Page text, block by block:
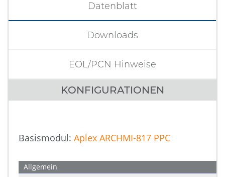
KONFIGURATIONEN
Datenblatt
Downloads
EOL/PCN Hinweise
Basismodul: Aplex ARCHMI-817 PPC
Allgemein